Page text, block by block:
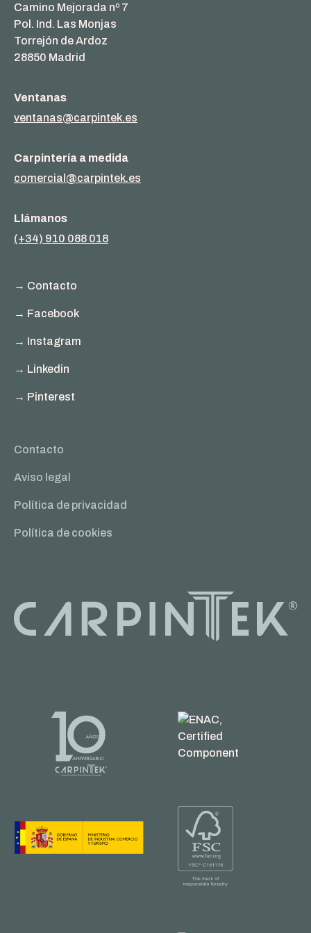
Camino Mejorada nº 7
Pol. Ind. Las Monjas
Torrejón de Ardoz
28850 Madrid
Ventanas
ventanas@carpintek.es
Carpintería a medida
comercial@carpintek.es
Llámanos
(+34) 910 088 018
→ Contacto
→ Facebook
→ Instagram
→ Linkedin
→ Pinterest
Contacto
Aviso legal
Política de privacidad
Política de cookies